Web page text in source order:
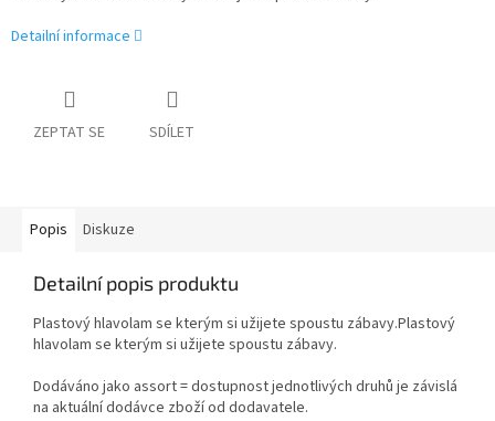
Detailní informace
ZEPTAT SE SDÍLET
Popis Diskuze
Detailní popis produktu
Plastový hlavolam se kterým si užijete spoustu zábavy.Plastový
hlavolam se kterým si užijete spoustu zábavy.
Dodáváno jako assort = dostupnost jednotlivých druhů je závislá
na aktuální dodávce zboží od dodavatele.